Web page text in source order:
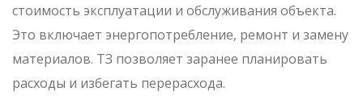
стоимость эксплуатации и обслуживания объекта.
Это включает энергопотребление, ремонт и замену
материалов. ТЗ позволяет заранее планировать
расходы и избегать перерасхода.